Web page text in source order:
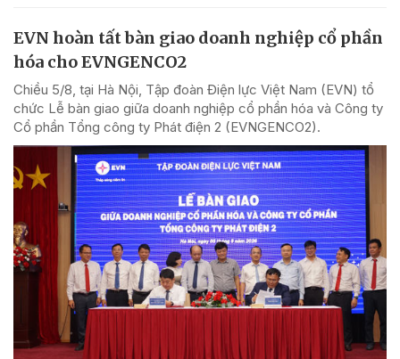
EVN hoàn tất bàn giao doanh nghiệp cổ phần
hóa cho EVNGENCO2
Chiều 5/8, tại Hà Nội, Tập đoàn Điện lực Việt Nam (EVN) tổ
chức Lễ bàn giao giữa doanh nghiệp cổ phần hóa và Công ty
Cổ phần Tổng công ty Phát điện 2 (EVNGENCO2).